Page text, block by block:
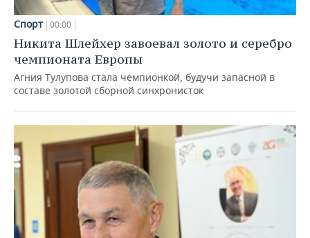
Спорт 00:00
Никита Шлейхер завоевал золото и серебро
чемпионата Европы
Агния Тулупова стала чемпионкой, будучи запасной в
составе золотой сборной синхронисток